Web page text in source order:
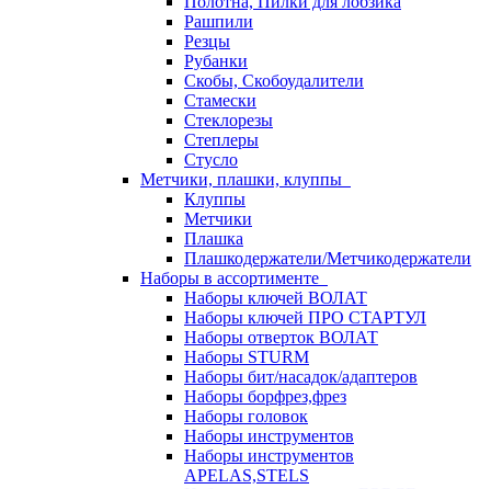
Рашпили
Резцы
Рубанки
Скобы, Скобоудалители
Стамески
Стеклорезы
Степлеры
Стусло
Метчики, плашки, клуппы
Клуппы
Метчики
Плашка
Плашкодержатели/Метчикодержатели
Наборы в ассортименте
Наборы ключей ВОЛАТ
Наборы ключей ПРО СТАРТУЛ
Наборы отверток ВОЛАТ
Наборы STURM
Наборы бит/насадок/адаптеров
Наборы борфрез,фрез
Наборы головок
Наборы инструментов
Наборы инструментов
APELAS,STELS